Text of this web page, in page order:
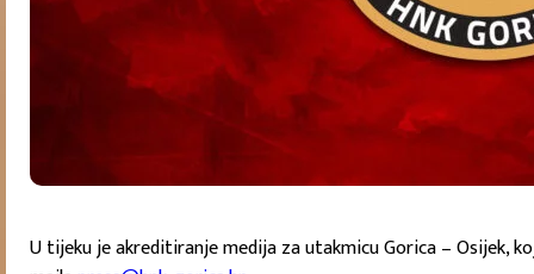
U tijeku je akreditiranje medija za utakmicu Gorica – Osijek,